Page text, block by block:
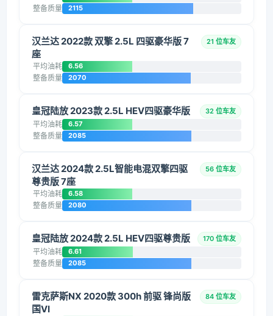
整备质量 2115
汉兰达 2022款 双擎 2.5L 四驱豪华版 7
座
21 位车友
平均油耗 6.56
整备质量 2070
皇冠陆放 2023款 2.5L HEV四驱豪华版 32 位车友
平均油耗 6.57
整备质量 2085
汉兰达 2024款 2.5L智能电混双擎四驱
尊贵版 7座
56 位车友
平均油耗 6.58
整备质量 2080
皇冠陆放 2024款 2.5L HEV四驱尊贵版 170 位车友
平均油耗 6.61
整备质量 2085
雷克萨斯NX 2020款 300h 前驱 锋尚版
国VI
84 位车友